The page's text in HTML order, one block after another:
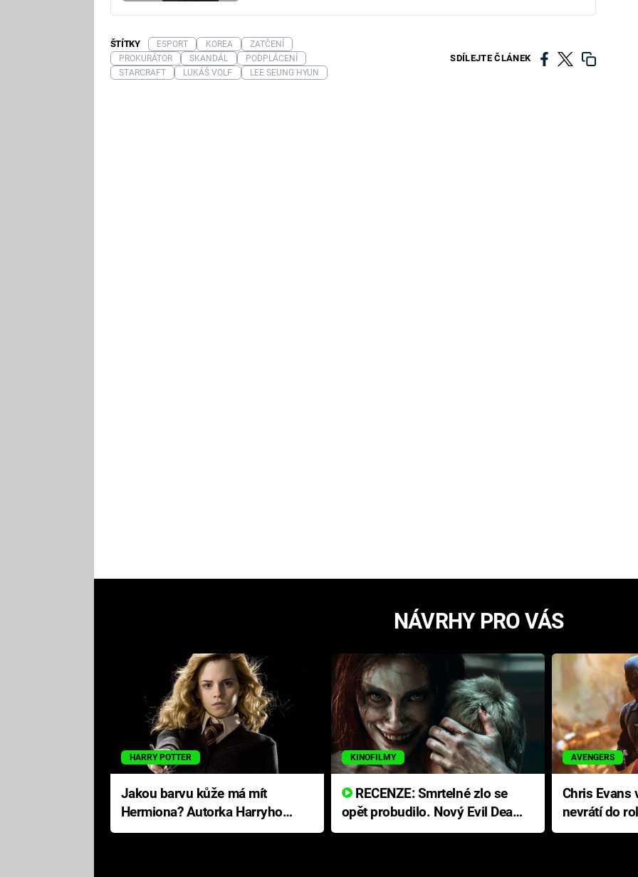
SDÍLEJTE ČLÁNEK
ŠTÍTKY ESPORT KOREA
ZATČENÍ
PROKURÁTOR
SKANDÁL
PODPLÁCENÍ
STARCRAFT
LUKÁŠ VOLF LEE SEUNG HYUN
NÁVRHY PRO VÁS
HARRY POTTER
Jakou barvu kůže má mít
Hermiona? Autorka Harryho
Pottera přišla s ráznou
KINOFILMY
RECENZE: Smrtelné zlo se
opět probudilo. Nový Evil Dead
přichází s neodolatelnou
AVENGERS
Chris Evans
nevrátí do
Ameriky